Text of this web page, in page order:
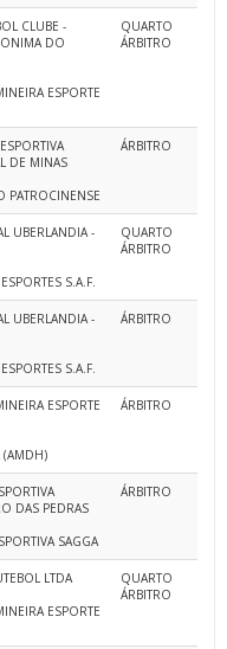
CLUBE -
DO
ESPORTE
QUARTO
ÁRBITRO
DE MINAS
PATROCINENSE
ÁRBITRO
UBERLANDIA -
S.A.F.
QUARTO
ÁRBITRO
UBERLANDIA -
S.A.F.
ÁRBITRO
ESPORTE
(AMDH)
ÁRBITRO
DAS PEDRAS
SAGGA
ÁRBITRO
LTDA
ESPORTE
QUARTO
ÁRBITRO